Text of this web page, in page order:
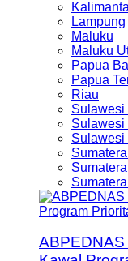
Lampung
Maluku
Maluku
Papua
Papua
Riau
Sulawesi
Sulawesi
Sulawesi